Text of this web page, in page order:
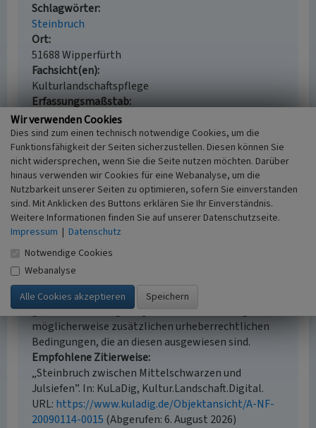
Schlagwörter
Steinbruch
Ort
51688 Wipperfürth
Fachsicht(en)
Kulturlandschaftspflege
Erfassungsmaßstab
i.d.R. 1:5.000 (größer als 1:20.000)
Erfassungsmethode
Auswertung historischer Karten,
Geländebegehung/-kartierung
Historischer Zeitraum
Beginn 1894 bis 1896
Empfohlene Zitierweise
Urheberrechtlicher Hinweis
Der hier präsentierte Inhalt ist urheberrechtlich
geschützt. Die angezeigten Medien unterliegen
möglicherweise zusätzlichen urheberrechtlichen
Bedingungen, die an diesen ausgewiesen sind.
Empfohlene Zitierweise
„Steinbruch zwischen Mittelschwarzen und
Julsiefen”. In: KuLaDig, Kultur.Landschaft.Digital.
URL: https://www.kuladig.de/Objektansicht/A-NF-
20090114-0015 (Abgerufen: 6. August 2026)
Wir verwenden Cookies
Dies sind zum einen technisch notwendige Cookies, um die
Funktionsfähigkeit der Seiten sicherzustellen. Diesen können Sie
nicht widersprechen, wenn Sie die Seite nutzen möchten. Darüber
hinaus verwenden wir Cookies für eine Webanalyse, um die
Nutzbarkeit unserer Seiten zu optimieren, sofern Sie einverstanden
sind. Mit Anklicken des Buttons erklären Sie Ihr Einverständnis.
Weitere Informationen finden Sie auf unserer Datenschutzseite.
Impressum | Datenschutz
Notwendige Cookies
Webanalyse